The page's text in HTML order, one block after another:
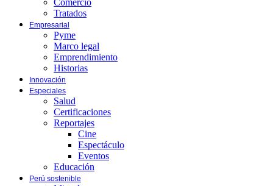
Comercio
Tratados
Empresarial
Pyme
Marco legal
Emprendimiento
Historias
Innovación
Especiales
Salud
Certificaciones
Reportajes
Cine
Espectáculo
Eventos
Educación
Perú sostenible